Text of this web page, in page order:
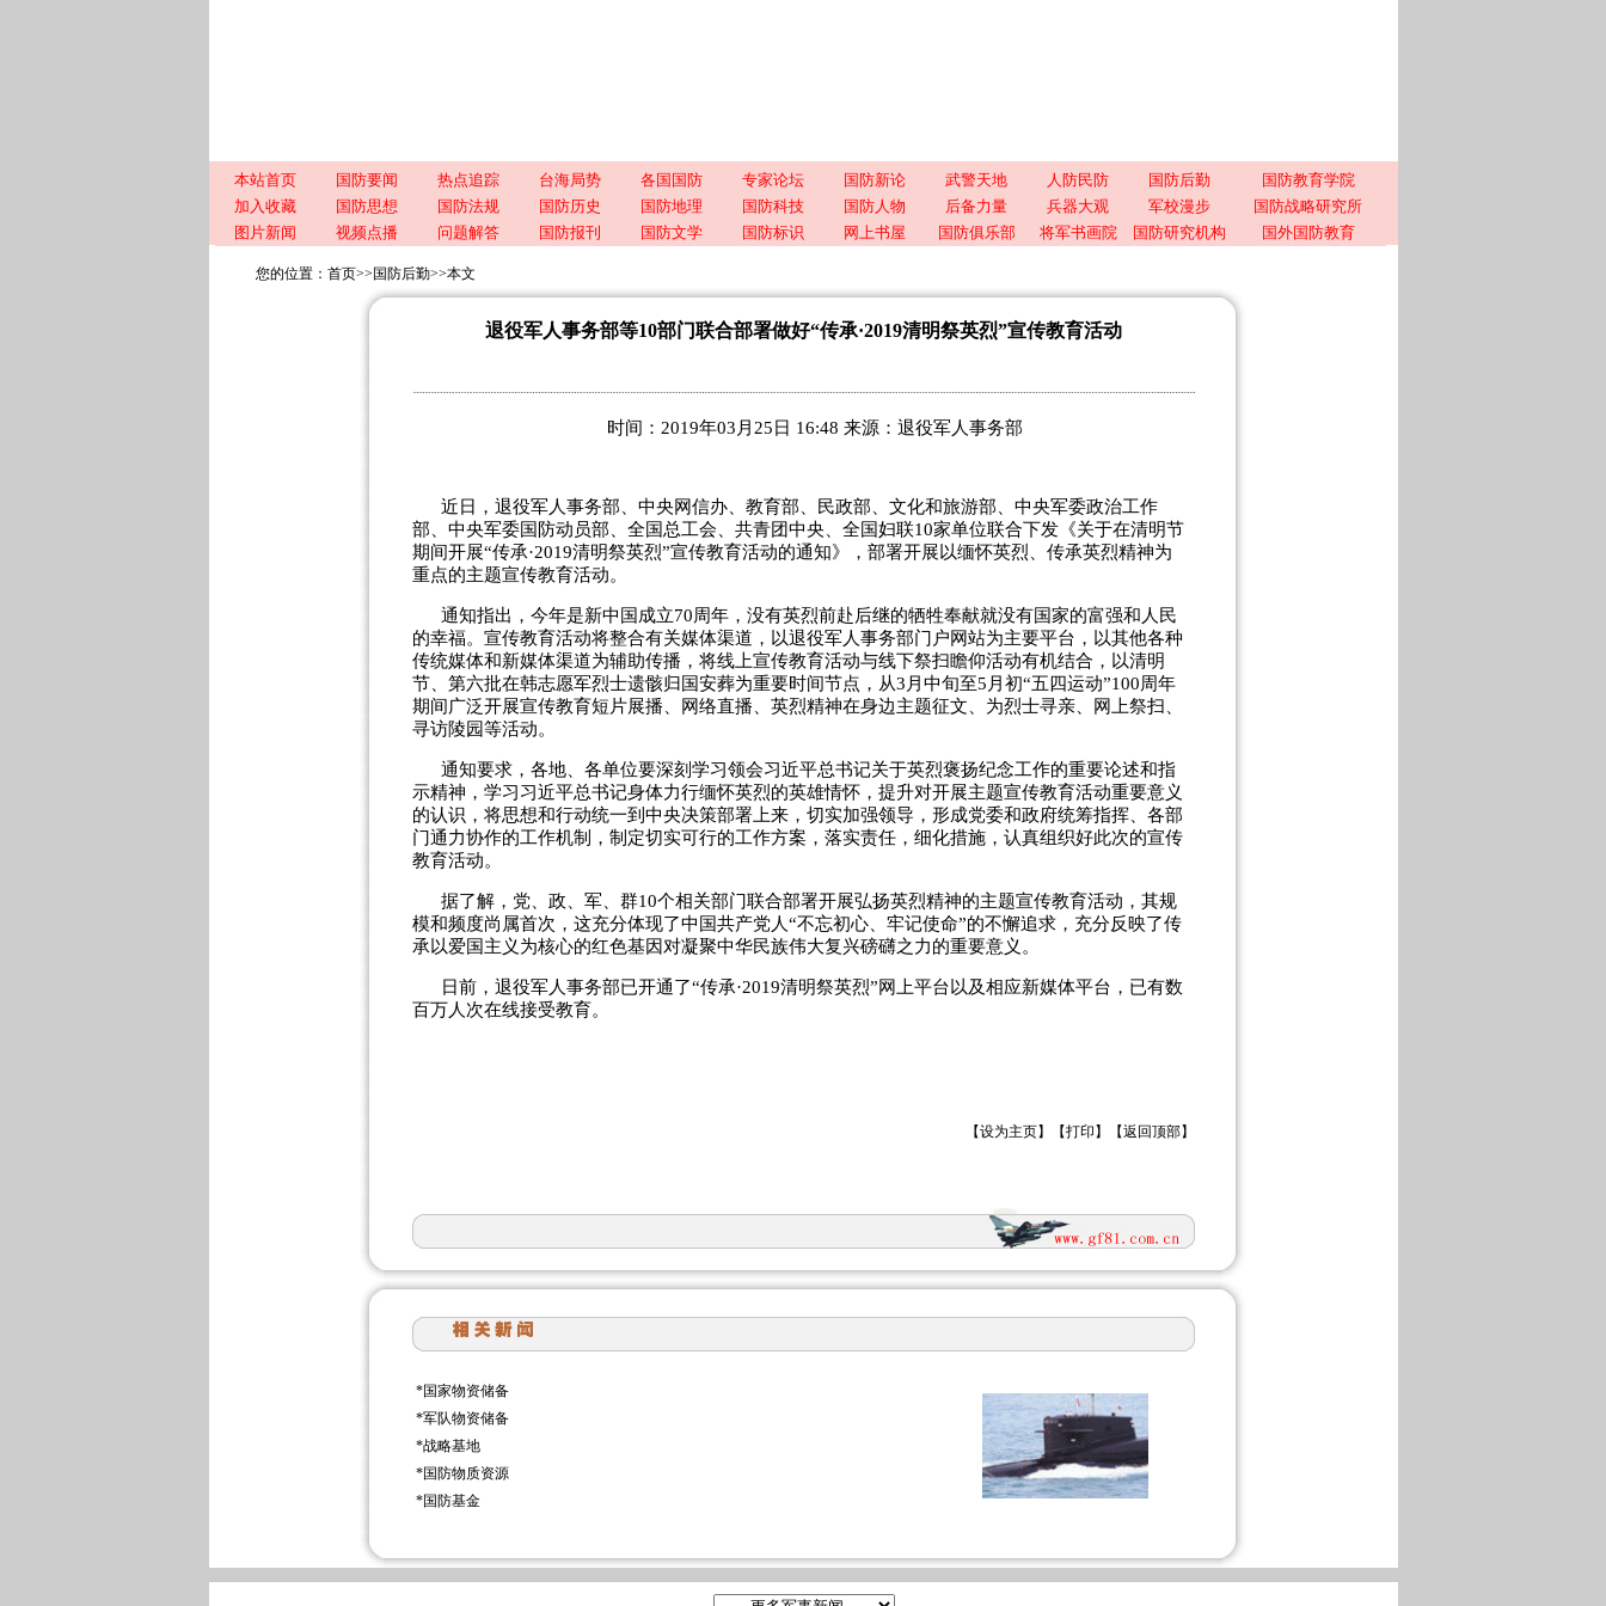
本站首页 国防要闻 热点追踪 台海局势 各国国防 专家论坛 国防新论 武警天地 人防民防 国防后勤
国防教育学院
加入收藏
国防思想 国防法规 国防历史 国防地理 国防科技 国防人物 后备力量 兵器大观 军校漫步
国防战略研究所
图片新闻
视频点播 问题解答 国防报刊 国防文学 国防标识 网上书屋 国防俱乐部 将军书画院 国防研究机构 国外国防教育
您的位置： 首页>> 国防后勤>>本文
退役军人事务部等10部门联合部署做好“传承·2019清明祭英烈”宣传教育活动
时间：2019年03月25日 16:48 来源：退役军人事务部
近日，退役军人事务部、中央网信办、教育部、民政部、文化和旅游部、中央军委政治工作
部、中央军委国防动员部、全国总工会、共青团中央、全国妇联10家单位联合下发《关于在清明节
期间开展“传承·2019清明祭英烈”宣传教育活动的通知》，部署开展以缅怀英烈、传承英烈精神为
重点的主题宣传教育活动。
通知指出，今年是新中国成立70周年，没有英烈前赴后继的牺牲奉献就没有国家的富强和人民
的幸福。宣传教育活动将整合有关媒体渠道，以退役军人事务部门户网站为主要平台，以其他各种
传统媒体和新媒体渠道为辅助传播，将线上宣传教育活动与线下祭扫瞻仰活动有机结合，以清明
节、第六批在韩志愿军烈士遗骸归国安葬为重要时间节点，从3月中旬至5月初“五四运动”100周年
期间广泛开展宣传教育短片展播、网络直播、英烈精神在身边主题征文、为烈士寻亲、网上祭扫、
寻访陵园等活动。
通知要求，各地、各单位要深刻学习领会习近平总书记关于英烈褒扬纪念工作的重要论述和指
示精神，学习习近平总书记身体力行缅怀英烈的英雄情怀，提升对开展主题宣传教育活动重要意义
的认识，将思想和行动统一到中央决策部署上来，切实加强领导，形成党委和政府统筹指挥、各部
门通力协作的工作机制，制定切实可行的工作方案，落实责任，细化措施，认真组织好此次的宣传
教育活动。
据了解，党、政、军、群10个相关部门联合部署开展弘扬英烈精神的主题宣传教育活动，其规
模和频度尚属首次，这充分体现了中国共产党人“不忘初心、牢记使命”的不懈追求，充分反映了传
承以爱国主义为核心的红色基因对凝聚中华民族伟大复兴磅礴之力的重要意义。
日前，退役军人事务部已开通了“传承·2019清明祭英烈”网上平台以及相应新媒体平台，已有数
百万人次在线接受教育。
【设为主页】【打印 】【返回顶部】
*国家物资储备
*军队物资储备
*战略基地
*国防物质资源
*国防基金